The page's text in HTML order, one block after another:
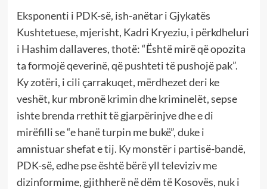
Eksponenti i PDK-së, ish-anëtar i Gjykatës
Kushtetuese, mjerisht, Kadri Kryeziu, i përkdheluri
i Hashim dallaveres, thotë: “Është mirë që opozita
ta formojë qeverinë, që pushteti të pushojë pak”.
Ky zotëri, i cili çarrakuqet, mërdhezet deri ke
veshët, kur mbronë krimin dhe kriminelët, sepse
ishte brenda rrethit të gjarpërinjve dhe e di
mirëfilli se “e hanë turpin me bukë”, duke i
amnistuar shefat e tij. Ky monstër i partisë-bandë,
PDK-së, edhe pse është bërë yll televiziv me
dizinformime, gjithherë në dëm të Kosovës, nuk i